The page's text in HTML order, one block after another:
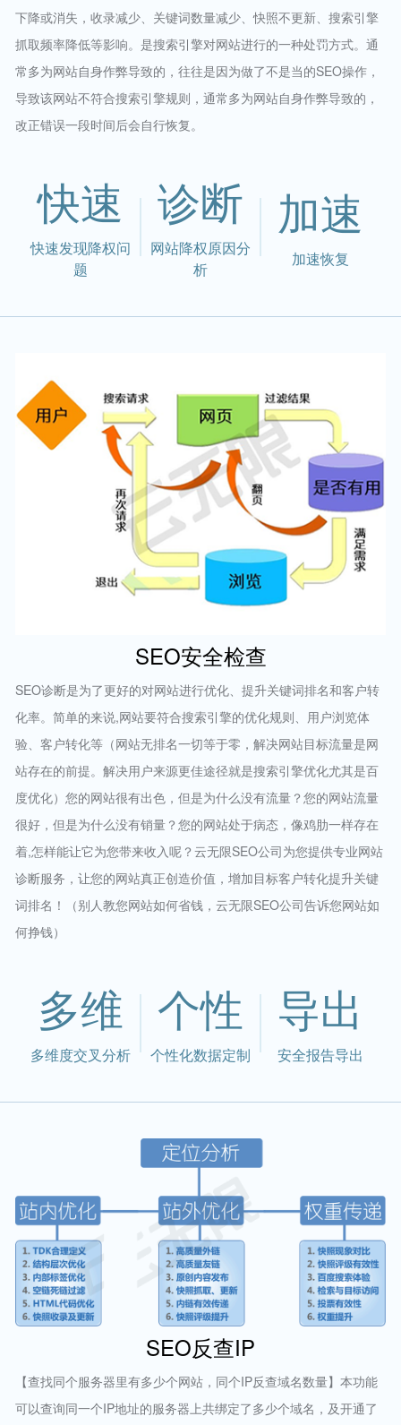
下降或消失，收录减少、关键词数量减少、快照不更新、搜索引擎
抓取频率降低等影响。是搜索引擎对网站进行的一种处罚方式。通
常多为网站自身作弊导致的，往往是因为做了不是当的SEO操作，
导致该网站不符合搜索引擎规则，通常多为网站自身作弊导致的，
改正错误一段时间后会自行恢复。
快速
快速发现降权问
题
诊断
网站降权原因分
析
加速
加速恢复
SEO安全检查
SEO诊断是为了更好的对网站进行优化、提升关键词排名和客户转
化率。简单的来说,网站要符合搜索引擎的优化规则、用户浏览体
验、客户转化等（网站无排名一切等于零，解决网站目标流量是网
站存在的前提。解决用户来源更佳途径就是搜索引擎优化尤其是百
度优化）您的网站很有出色，但是为什么没有流量？您的网站流量
很好，但是为什么没有销量？您的网站处于病态，像鸡肋一样存在
着,怎样能让它为您带来收入呢？云无限SEO公司为您提供专业网站
诊断服务，让您的网站真正创造价值，增加目标客户转化提升关键
词排名！（别人教您网站如何省钱，云无限SEO公司告诉您网站如
何挣钱）
多维
多维度交叉分析
个性
个性化数据定制
导出
安全报告导出
SEO反查IP
【查找同个服务器里有多少个网站，同个IP反查域名数量】本功能
可以查询同一个IP地址的服务器上共绑定了多少个域名，及开通了